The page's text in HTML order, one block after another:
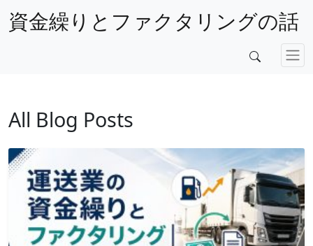
資金繰りとファクタリングの話
All Blog Posts